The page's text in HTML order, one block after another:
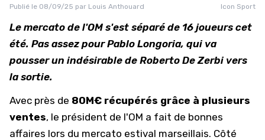
Publié le 08/09/25 par Louis Anthouard Icon Sport
Le mercato de l'OM s'est séparé de 16 joueurs cet
été. Pas assez pour Pablo Longoria, qui va
pousser un indésirable de Roberto De Zerbi vers
la sortie.
Avec près de 80M€ récupérés grâce à plusieurs
ventes, le président de l'OM a fait de bonnes
affaires lors du mercato estival marseillais. Côté